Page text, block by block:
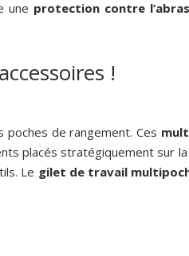
une protection contre
!
de rangement. Ces
placés stratégiquement sur
Le gilet de travail